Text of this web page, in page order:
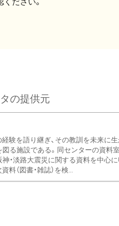
の提供元
験を語り継ぎ、その教訓を未来に
図る施設である。同センターの資料室
淡路大震災に関する資料を中心に
料（図書・雑誌）を検...